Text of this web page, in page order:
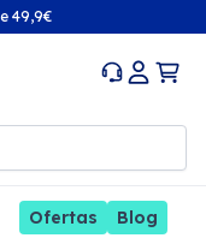
49,9€
Ofertas Blog